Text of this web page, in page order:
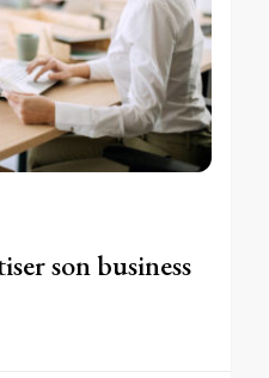
son business